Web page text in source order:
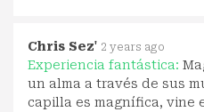
Chris Sez' 2 years ago
Experiencia fantástica:
un alma a través de sus
capilla es magnífica, vine